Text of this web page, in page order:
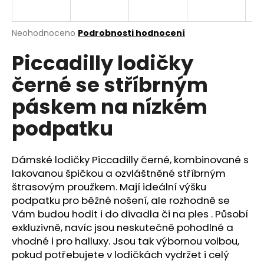
Průměrné
produktu
je
0,0
z
5
hvězdiček.
Neohodnoceno Podrobnosti hodnocení
Piccadilly lodičky
černé se stříbrným
páskem na nízkém
podpatku
Dámské lodičky Piccadilly černé, kombinované s
lakovanou špičkou a ozvláštněné stříbrným
štrasovým proužkem. Mají ideální výšku
podpatku pro běžné nošení, ale rozhodně se
Vám budou hodit i do divadla či na ples . Působí
exkluzivně, navíc jsou neskutečně pohodlné a
vhodné i pro halluxy. Jsou tak výbornou volbou,
pokud potřebujete v lodičkách vydržet i celý
j
t
?
HLEDAT
D
o
p
o
r
u